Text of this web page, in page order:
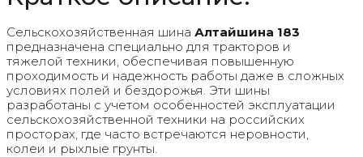
Сельскохозяйственная шина Алтайшина 183
предназначена специально для тракторов и
тяжелой техники, обеспечивая повышенную
проходимость и надежность работы даже в сложных
условиях полей и бездорожья. Эти шины
разработаны с учетом особенностей эксплуатации
сельскохозяйственной техники на российских
просторах, где часто встречаются неровности,
колеи и рыхлые грунты.